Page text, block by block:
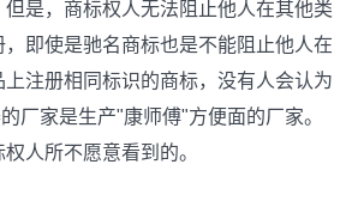
是，商标权人无法阻止他人在其他类
即使是驰名商标也是不能阻止他人在
注册相同标识的商标，没有人会认为
厂家是生产"康师傅"方便面的厂家。
人所不愿意看到的。